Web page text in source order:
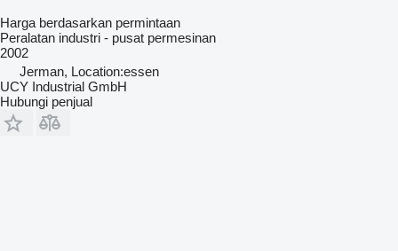
Harga berdasarkan permintaan
Peralatan industri - pusat permesinan
2002
Jerman, Location:essen
UCY Industrial GmbH
Hubungi penjual